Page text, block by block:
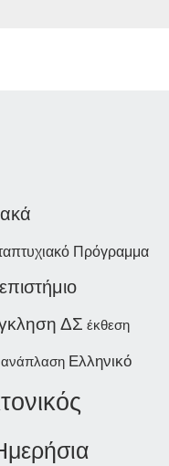
Πρόγραμμα
ΔΣ έκθεση
ανάπλαση Ελληνικό